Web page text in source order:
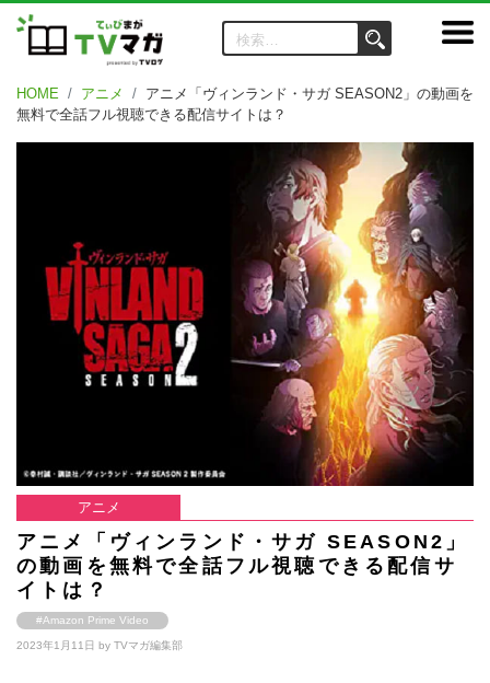
HOME アニメ
アニメ「ヴィンランド・サガ SEASON2」の動画を
無料で全話フル視聴できる配信サイトは？
アニメ
アニメ「ヴィンランド・サガ SEASON2」
の動画を無料で全話フル視聴できる配信サ
イトは？
#Amazon Prime Video
2023年1月11日 by TVマガ編集部